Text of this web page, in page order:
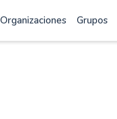
Organizaciones Grupos